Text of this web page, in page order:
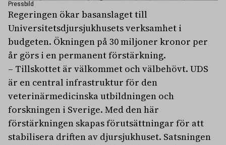
Pressbild
Regeringen ökar basanslaget till
Universitetsdjursjukhusets verksamhet i
budgeten. Ökningen på 30 miljoner kronor per
år görs i en permanent förstärkning.
– Tillskottet är välkommet och välbehövt. UDS
är en central infrastruktur för den
veterinärmedicinska utbildningen och
forskningen i Sverige. Med den här
förstärkningen skapas förutsättningar för att
stabilisera driften av djursjukhuset. Satsningen